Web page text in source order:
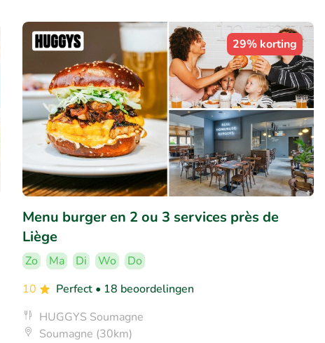
29% korting
Menu burger en 2 ou 3 services près de
Liège
Zo Ma Di Wo
Do
10
Perfect • 18 beoordelingen
HUGGYS Soumagne
Soumagne (30km)